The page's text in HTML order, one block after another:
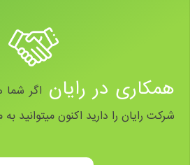
همکاری در رایان اگر شما
شرکت رایان را دارید اکنون میتوانید به